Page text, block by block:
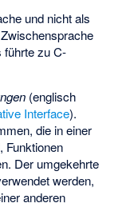
und nicht als
führte zu C-
(englisch
Interface).
die in einer
Funktionen
Der umgekehrte
werden,
anderen